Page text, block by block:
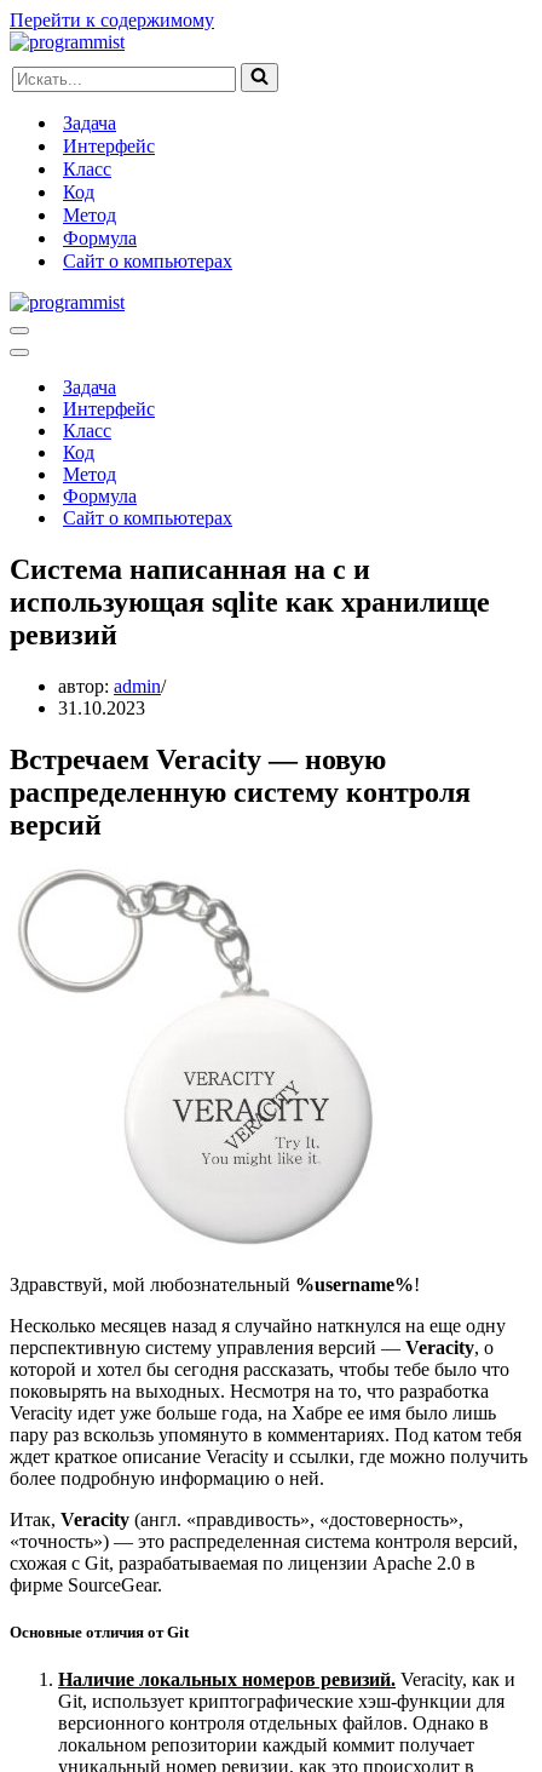
Перейти к содержимому
Искать...
Задача
Интерфейс
Класс
Код
Метод
Формула
Сайт о компьютерах
Меню
навигации
Меню
навигацииЗадача
Интерфейс
Класс
Код
Метод
Формула
Сайт о компьютерах
Система написанная на c и
использующая sqlite как хранилище
ревизий
автор: admin
31.10.2023
Встречаем Veracity — новую
распределенную систему контроля
версий
Здравствуй, мой любознательный %username%!
Несколько месяцев назад я случайно наткнулся на еще одну
перспективную систему управления версий — Veracity, о
которой и хотел бы сегодня рассказать, чтобы тебе было что
поковырять на выходных. Несмотря на то, что разработка
Veracity идет уже больше года, на Хабре ее имя было лишь
пару раз вскользь упомянуто в комментариях. Под катом тебя
ждет краткое описание Veracity и ссылки, где можно получить
более подробную информацию о ней.
Итак, Veracity (англ. «правдивость», «достоверность»,
«точность») — это распределенная система контроля версий,
схожая с Git, разрабатываемая по лицензии Apache 2.0 в
фирме SourceGear.
Основные отличия от Git
Наличие локальных номеров ревизий. Veracity, как и
Git, использует криптографические хэш-функции для
версионного контроля отдельных файлов. Однако в
локальном репозитории каждый коммит получает
уникальный номер ревизии, как это происходит в